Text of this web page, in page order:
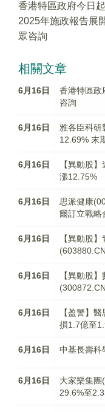
香港特區政府今日
2025年施政報告展
眾咨詢
相關文章
6月16日
香港特區政
咨詢
6月16日
雅各臣科研
12.69% 末
6月16日
【異動股
漲12.75%
6月16日
思派健康
爾訂立戰略
6月16日
【異動股
6月16日
【異動股
6月16日
【盈警】
損1.7億至
6月16日 中基長壽科
6月16日
大家樂集
29.6%至